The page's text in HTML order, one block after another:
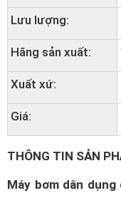
Lưu lượng:
Hãng sản xuất:
Xuất xứ:
Giá:
THÔNG TIN SẢN
Máy bơm dân dụng